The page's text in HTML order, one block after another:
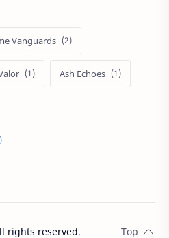
Vanguards
Ash Echoes
rights reserved.